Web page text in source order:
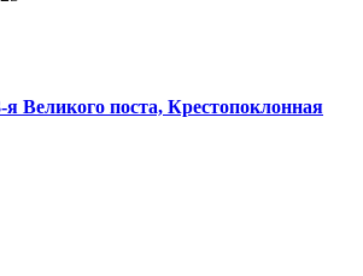
я Великого поста, Крестопоклонная